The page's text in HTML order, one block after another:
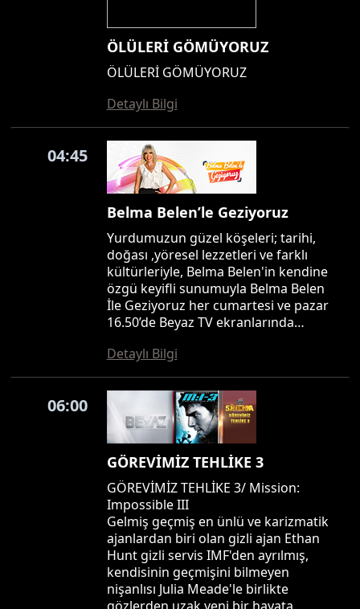
ÖLÜLERİ GÖMÜYORUZ
ÖLÜLERİ GÖMÜYORUZ
Detaylı Bilgi
04:45
Belma Belen’le Geziyoruz
Yurdumuzun güzel köşeleri; tarihi,
doğası ,yöresel lezzetleri ve farklı
kültürleriyle, Belma Belen'in kendine
özgü keyifli sunumuyla Belma Belen
İle Geziyoruz her cumartesi ve pazar
16.50’de Beyaz TV ekranlarında…
Detaylı Bilgi
06:00
GÖREVİMİZ TEHLİKE 3
GÖREVİMİZ TEHLİKE 3/ Mission:
Impossible III
Gelmiş geçmiş en ünlü ve karizmatik
ajanlardan biri olan gizli ajan Ethan
Hunt gizli servis IMF'den ayrılmış,
kendisinin geçmişini bilmeyen
nişanlısı Julia Meade'le birlikte